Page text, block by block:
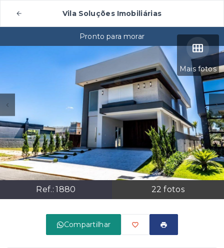
Vila Soluções Imobiliárias
Mais fotos
Ref.:1880 22 fotos
Pronto para morar
Compartilhar